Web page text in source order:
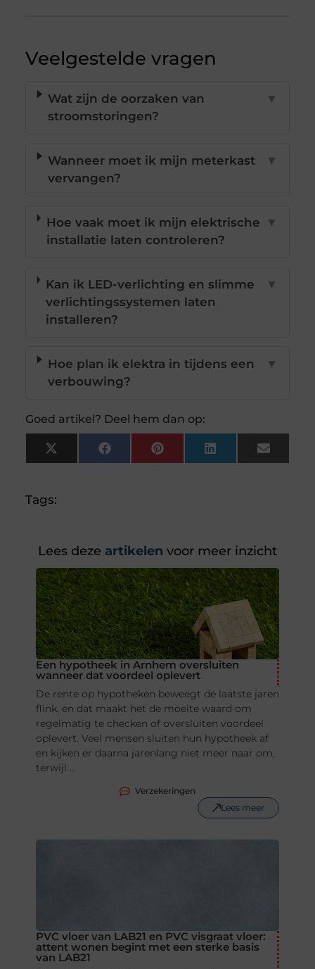
Veelgestelde vragen
Wat zijn de oorzaken van
stroomstoringen?
▼
Wanneer moet ik mijn meterkast
vervangen?
▼
Hoe vaak moet ik mijn elektrische
installatie laten controleren?
▼
Kan ik LED-verlichting en slimme
verlichtingssystemen laten
installeren?
▼
Hoe plan ik elektra in tijdens een
verbouwing?
▼
Goed artikel? Deel hem dan op:
X
(Twitter)
FacebookPinterestLinkedInEmail
Tags:
Lees deze artikelen voor meer inzicht
Een hypotheek in Arnhem oversluiten
wanneer dat voordeel oplevert
De rente op hypotheken beweegt de laatste jaren
flink, en dat maakt het de moeite waard om
regelmatig te checken of oversluiten voordeel
oplevert. Veel mensen sluiten hun hypotheek af
en kijken er daarna jarenlang niet meer naar om,
terwijl ...
Verzekeringen
Lees meer
PVC vloer van LAB21 en PVC visgraat vloer:
attent wonen begint met een sterke basis
van LAB21